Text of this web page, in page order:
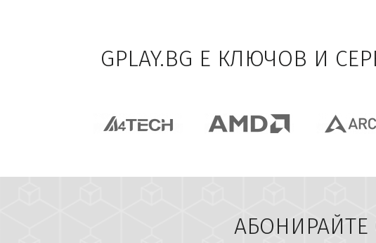
GPLAY.BG E КЛЮЧОВ И
АБОНИРАЙТЕ